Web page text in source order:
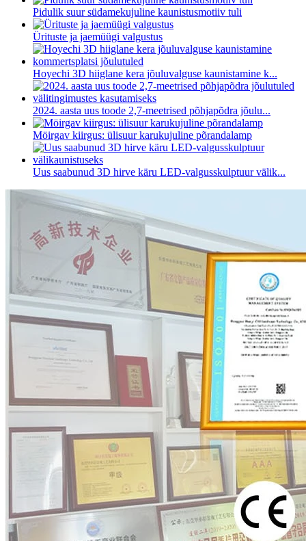
Pidulik suur südamekujuline kaunistusmotiiv tuli
Ürituste ja jaemüügi valgustus
Hoyechi 3D hiiglane kera jõuluvalguse kaunistamine k...
2024. aasta uus toode 2,7-meetrised põhjapõdra jõulu...
Möirgav kiirgus: ülisuur karukujuline põrandalamp
Uus saabunud 3D hirve käru LED-valgusskulptuur välik...